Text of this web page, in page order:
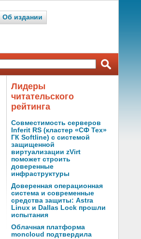
Об издании
Лидеры
читательского
рейтинга
Совместимость серверов
Inferit RS (кластер «СФ Тех»
ГК Softline) с системой
защищенной
виртуализации zVirt
поможет строить
доверенные
инфраструктуры
Доверенная операционная
система и современные
средства защиты: Astra
Linux и Dallas Lock прошли
испытания
Облачная платформа
moncloud подтвердила